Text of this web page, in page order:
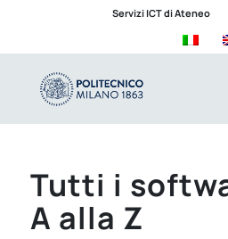
Servizi ICT di Ateneo
Tutti i
A alla Z